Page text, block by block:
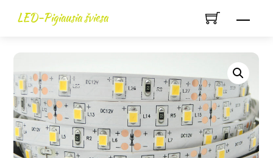
LED-Pigiausia šviesa